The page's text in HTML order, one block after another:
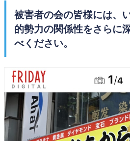
被害者の会の皆様には、
的勢力の関係性をさらに
べください。